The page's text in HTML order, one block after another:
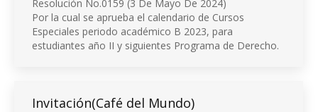
Resolución No.0159 (3 De Mayo De 2024)
Por la cual se aprueba el calendario de Cursos
Especiales periodo académico B 2023, para
estudiantes año II y siguientes Programa de Derecho.
Invitación(Café del Mundo)